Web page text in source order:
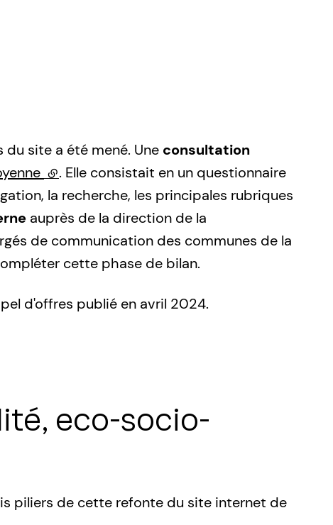
site a été mené. Une consultation
(lien externe)
. Elle consistait en un questionnaire
la recherche, les principales rubriques
auprès de la direction de la
de communication des communes de la
cette phase de bilan.
d'offres publié en avril 2024.
eco-socio-
piliers de cette refonte du site internet de